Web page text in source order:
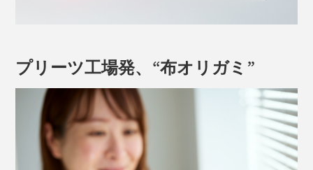
プリーツ工場発、“布オリガミ”